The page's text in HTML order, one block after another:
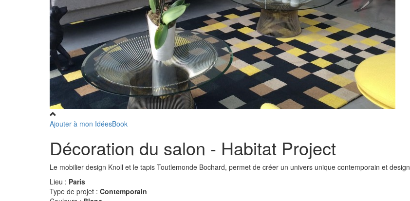
Ajouter à mon IdéesBook
Décoration du salon - Habitat Project
Le mobilier design Knoll et le tapis Toutlemonde Bochard, permet de créer un univers unique contemporain et design
Lieu : Paris
Type de projet : Contemporain